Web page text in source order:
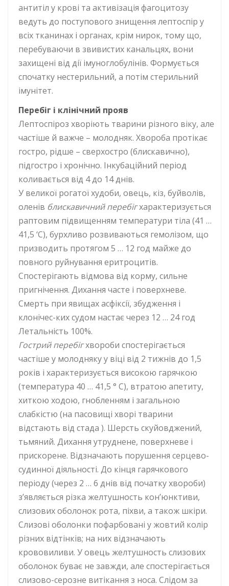
антитіл у крові та активізація фагоцитозу
ведуть до поступового знищення лептоспір у
всіх тканинах і органах, крім нирок, тому що,
перебуваючи в звивистих канальцях, вони
захищені від дії імуноглобулінів. Формується
спочатку нестерильний, а потім стерильний
імунітет.
Перебіг і клінічний прояв
Лептоспіроз хворіють тварини різного віку, але
частіше й важче – молодняк. Хвороба протікає
гостро, рідше – сверхостро (блискавично),
підгостро і хронічно. Інкубаційний період
коливається від 4 до 14 днів.
У великої рогатої худоби, овець, кіз, буйволів,
оленів блискавичний перебігхарактеризується
раптовим підвищенням температури тіла (41 …
41,5 ‘С), бурхливо розвиваються гемолізом, що
призводить протягом 5 … 12 год майже до
повного руйнування еритроцитів.
Спостерігають відмова від корму, сильне
пригнічення. Дихання часте і поверхневе.
Смерть при явищах асфіксії, збудження і
клонічес-ких судом настає через 12 … 24 год
Летальність 100%.
Гострий перебігхвороби спостерігається
частіше у молодняку ​​у віці від 2 тижнів до 1,5
років і характеризується високою гарячкою
(температура 40 … 41,5 ° С), втратою апетиту,
хиткою ходою, гнобленням і загальною
слабкістю (на пасовищі хворі тварини
відстають від стада ). Шерсть скуйовджений,
тьмяний. Дихання утруднене, поверхневе і
прискорене. Відзначають порушення серцево-
судинної діяльності. До кінця гарячкового
періоду (через 2 … 6 днів від початку хвороби)
з’являється різка желтушность кон’юнктиви,
слизових оболонок рота, піхви, а також шкіри.
Слизові оболонки пофарбовані у жовтий колір
різних відтінків; на них відзначають
крововиливи. У овець желтушность слизових
оболонок буває не завжди, але спостерігається
слизово-серозне витікання з носа. Слідом за